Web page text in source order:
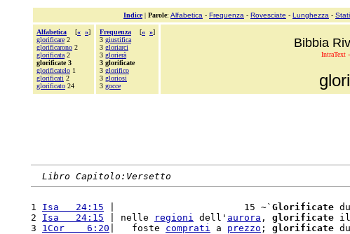
Indice| Parole: Alfabetica - Frequenza - Rovesciate - Lunghezza -
Alfabetica [« »]
glorificare 2
glorificarono 2
glorificata 2
glorificate 3
glorificatelo 1
glorificati 2
glorificato 24
Frequenza [« »]
3 giustifica
3 gloriarci
3 glorierà
3 glorificate
3 glorifico
3 gloriosi
3 gocce
Bibbia
IntraText
Libro Capitolo:Versetto
1 Isa   24:15 |                       15 ~` Glorificate
2 Isa   24:15 | nelle regioni dell' aurora , glorificate
3 1Cor    6:20 |   foste comprati a prezzo ; glorificate